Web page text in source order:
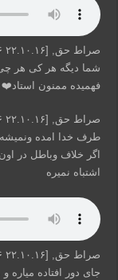
شما دیگه هر کی هر
فهمیده ممنون استاد❤️
طرف خدا امده ونمیشه
اگر خلاف وباطل در
اشتباه نمیره
جای دور افتاده میاره